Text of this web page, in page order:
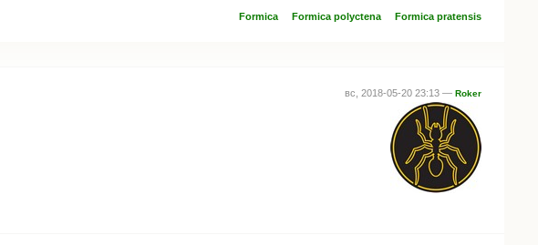
Formica Formica polyctena Formica pratensis
вс, 2018-05-20 23:13 — Roker